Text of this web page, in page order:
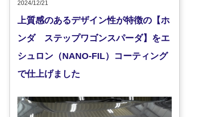
2024/12/21
上質感のあるデザイン性が特徴の【ホ
ンダ ステップワゴンスパーダ】をエ
シュロン（NANO-FIL）コーティング
で仕上げました